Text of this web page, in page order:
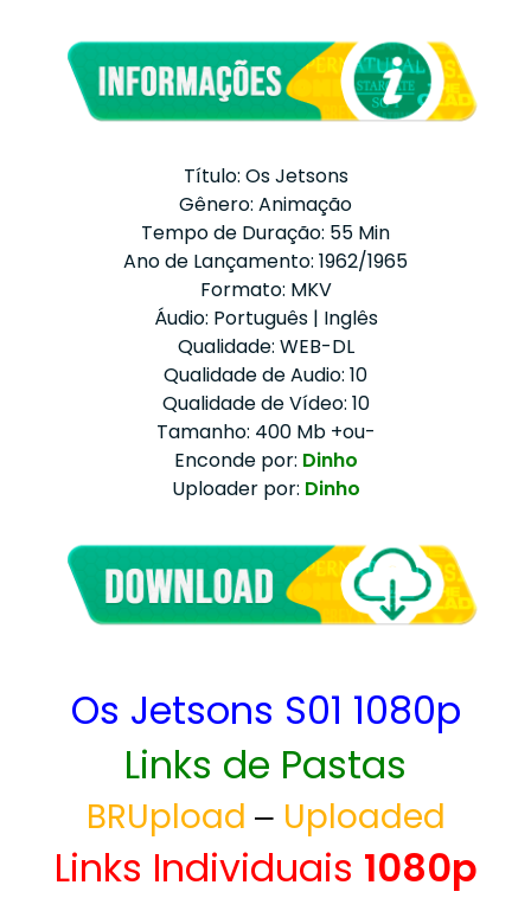
Título: Os Jetsons
Gênero: Animação
Tempo de Duração: 55 Min
Ano de Lançamento: 1962/1965
Formato: MKV
Áudio: Português | Inglês
Qualidade: WEB-DL
Qualidade de Audio: 10
Qualidade de Vídeo: 10
Tamanho: 400 Mb +ou-
Enconde por: Dinho
Uploader por: Dinho
Os Jetsons S01 1080p
Links de Pastas
BRUpload – Uploaded
Links Individuais 1080p